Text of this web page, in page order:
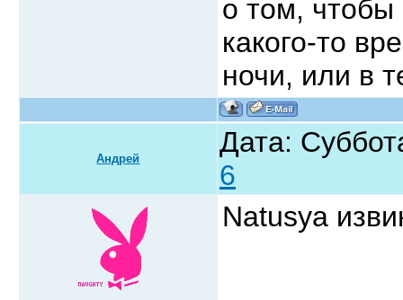
о том, чтобы
какого-то
ночи, или в
Андрей
Дата:
6
Natusya